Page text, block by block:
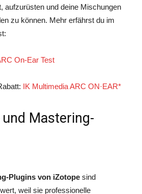
aufzurüsten und deine Mischungen
zu können. Mehr erfährst du im
On‑Ear Test
IK Multimedia ARC ON·EAR*
Mastering-
Plugins von iZotope sind
weil sie professionelle